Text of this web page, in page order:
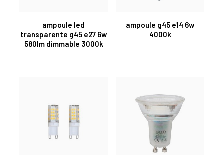
ampoule led
transparente g45 e27 6w
580lm dimmable 3000k
ampoule g45 e14 6w
4000k